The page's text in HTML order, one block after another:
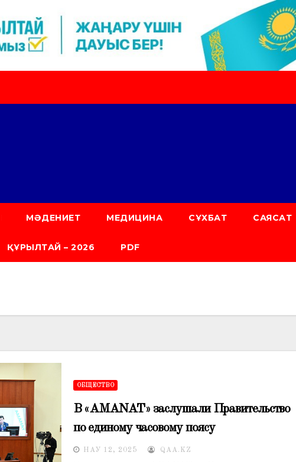
МӘДЕНИЕТ МЕДИЦИНА СҰХБАТ САЯСАТ
ҚҰРЫЛТАЙ – 2026 PDF
ОБЩЕСТВО
В «AMANAT» заслушали Правительство
по единому часовому поясу
НАУ 12, 2025 QAA.KZ